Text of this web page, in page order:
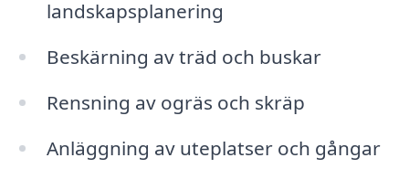
landskapsplanering
Beskärning av träd och buskar
Rensning av ogräs och skräp
Anläggning av uteplatser och gångar